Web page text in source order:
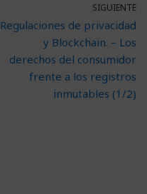
SIGUIENTE
Regulaciones de privacidad
y Blockchain. – Los
derechos del consumidor
frente a los registros
inmutables (1/2)